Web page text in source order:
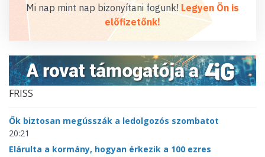
Mi nap mint nap bizonyítani fogunk! Legyen Ön is
előfizetőnk!
FRISS
Ők biztosan megússzák a ledolgozós szombatot
20:21
Elárulta a kormány, hogyan érkezik a 100 ezres